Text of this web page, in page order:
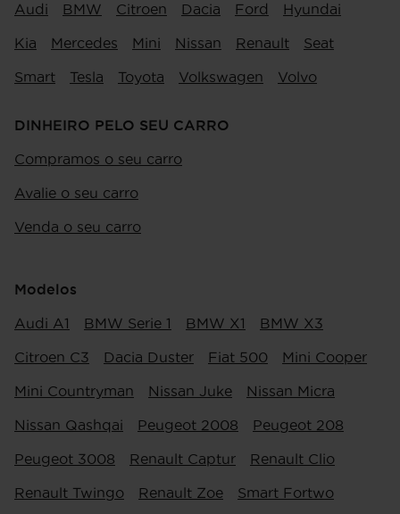
Audi BMW Citroen Dacia Ford Hyundai
Kia Mercedes Mini Nissan Renault Seat
Smart Tesla Toyota Volkswagen Volvo
DINHEIRO PELO SEU CARRO
Compramos o seu carro
Avalie o seu carro
Venda o seu carro
Modelos
Audi A1 BMW Serie 1 BMW X1 BMW X3
Citroen C3 Dacia Duster Fiat 500 Mini Cooper
Mini Countryman Nissan Juke Nissan Micra
Nissan Qashqai Peugeot 2008 Peugeot 208
Peugeot 3008 Renault Captur Renault Clio
Renault Twingo Renault Zoe Smart Fortwo